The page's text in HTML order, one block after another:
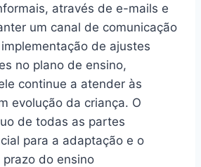
através de e-mails e
um canal de comunicação
de ajustes
no plano de ensino,
continue a atender às
evolução da criança. O
de todas as partes
para a adaptação e o
do ensino